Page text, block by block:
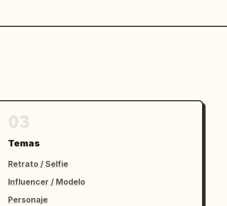
Temas
Retrato / Selfie
Influencer / Modelo
Personaje